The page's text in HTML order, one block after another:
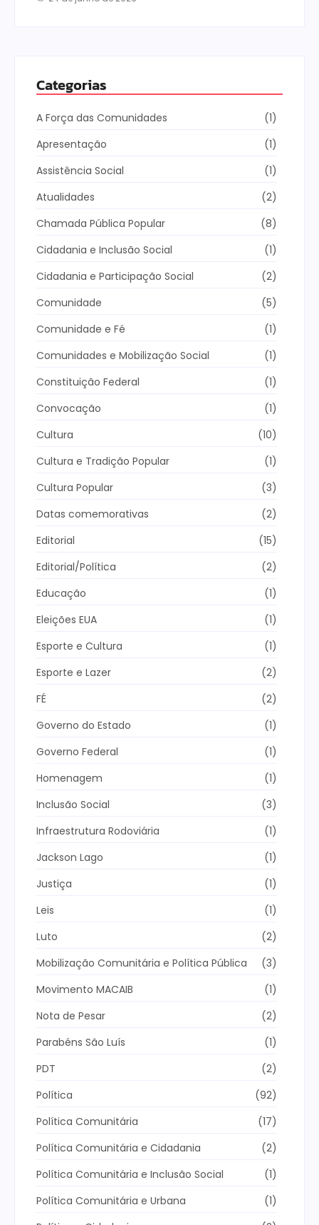
Categorias
A Força das Comunidades
(1)
Apresentação
(1)
Assistência Social
(1)
Atualidades
(2)
Chamada Pública Popular
(8)
Cidadania e Inclusão Social
(1)
Cidadania e Participação Social
(2)
Comunidade
(5)
Comunidade e Fé
(1)
Comunidades e Mobilização Social
(1)
Constituição Federal
(1)
Convocação
(1)
Cultura
(10)
Cultura e Tradição Popular
(1)
Cultura Popular
(3)
Datas comemorativas
(2)
Editorial
(15)
Editorial/Política
(2)
Educação
(1)
Eleições EUA
(1)
Esporte e Cultura
(1)
Esporte e Lazer
(2)
FÉ
(2)
Governo do Estado
(1)
Governo Federal
(1)
Homenagem
(1)
Inclusão Social
(3)
Infraestrutura Rodoviária
(1)
Jackson Lago
(1)
Justiça
(1)
Leis
(1)
Luto
(2)
Mobilização Comunitária e Política Pública
(3)
Movimento MACAIB
(1)
Nota de Pesar
(2)
Parabéns São Luís
(1)
PDT
(2)
Política
(92)
Política Comunitária
(17)
Política Comunitária e Cidadania
(2)
Política Comunitária e Inclusão Social
(1)
Política Comunitária e Urbana
(1)